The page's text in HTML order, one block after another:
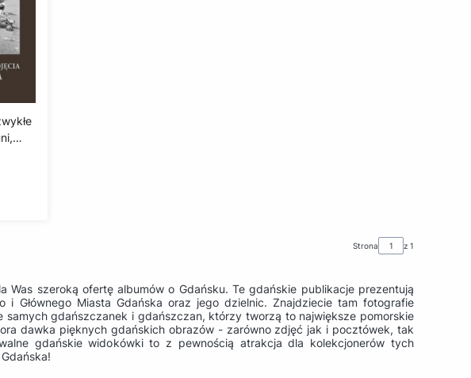
Strona z 1
szeroką ofertę albumów o Gdańsku. Te gdańskie publikacje prezentują
Głównego Miasta Gdańska oraz jego dzielnic. Znajdziecie tam fotografie
gdańszczanek i gdańszczan, którzy tworzą to największe pomorskie
dawka pięknych gdańskich obrazów - zarówno zdjęć jak i pocztówek, tak
gdańskie widokówki to z pewnością atrakcja dla kolekcjonerów tych